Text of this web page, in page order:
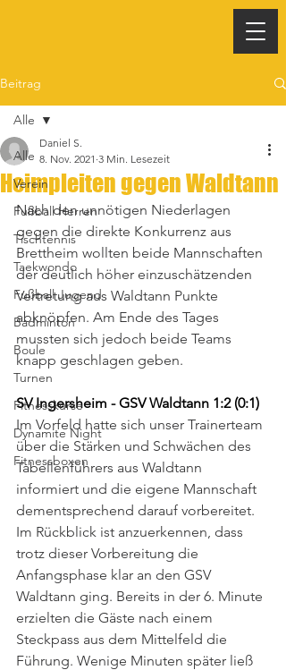
Beitrag
Alle
Verein
Fußball Herren
Tischtennis
Taekwondo
Fußball Jugend
Badminton
Boule
Turnen
Fitnesskurse
Dynamite Night
Fitnessboxen
Alle
Heimpleiten gegen Waldtann
Daniel S.
8. Nov. 2021 3 Min. Lesezeit
Nach den unnötigen Niederlagen
gegen die direkte Konkurrenz aus
Brettheim wollten beide Mannschaften
der deutlich höher einzuschätzenden
Vertretung aus Waldtann Punkte
abknöpfen. Am Ende des Tages
mussten sich jedoch beide Teams
knapp geschlagen geben.
SV Ingersheim - GSV Waldtann 1:2 (0:1)
Im Vorfeld hatte sich unser Trainerteam
über die Stärken und Schwächen des
Tabellenführers aus Waldtann
informiert und die eigene Mannschaft
dementsprechend darauf vorbereitet.
Im Rückblick ist anzuerkennen, dass
trotz dieser Vorbereitung die
Anfangsphase klar an den GSV
Waldtann ging. Bereits in der 6. Minute
erzielten die Gäste nach einem
Steckpass aus dem Mittelfeld die
Führung. Wenige Minuten später ließ